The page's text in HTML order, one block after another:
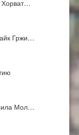
Хорват…
Гржи…
Мол…